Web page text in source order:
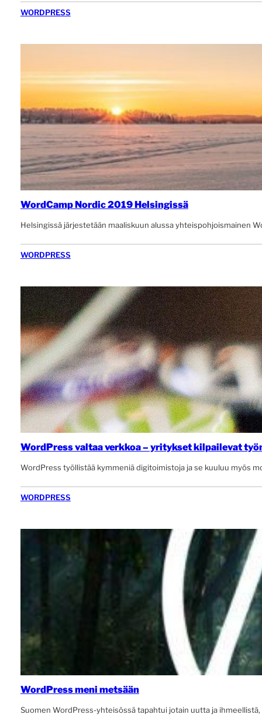
WORDPRESS
WordCamp Nordic 2019 Helsingissä
Helsingissä järjestetään maaliskuun alussa yhteispohjoismainen
WORDPRESS
WordPress valtaa verkkoa – yritykset kilpailevat
WordPress työllistää kymmeniä digitoimistoja ja se kuuluu myös
WORDPRESS
WordPress meni metsään
Suomen WordPress-yhteisössä tapahtui jotain uutta ja